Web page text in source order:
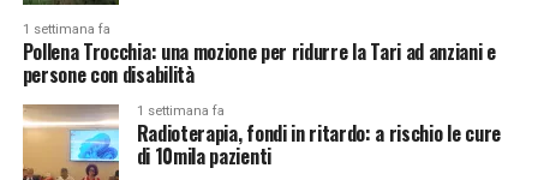
1 settimana fa
Pollena Trocchia: una mozione per ridurre la Tari ad anziani e
persone con disabilità
1 settimana fa
Radioterapia, fondi in ritardo: a rischio le cure
di 10mila pazienti